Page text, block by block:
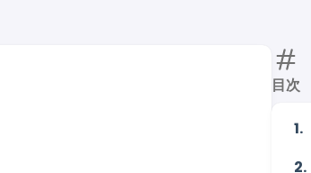
目次